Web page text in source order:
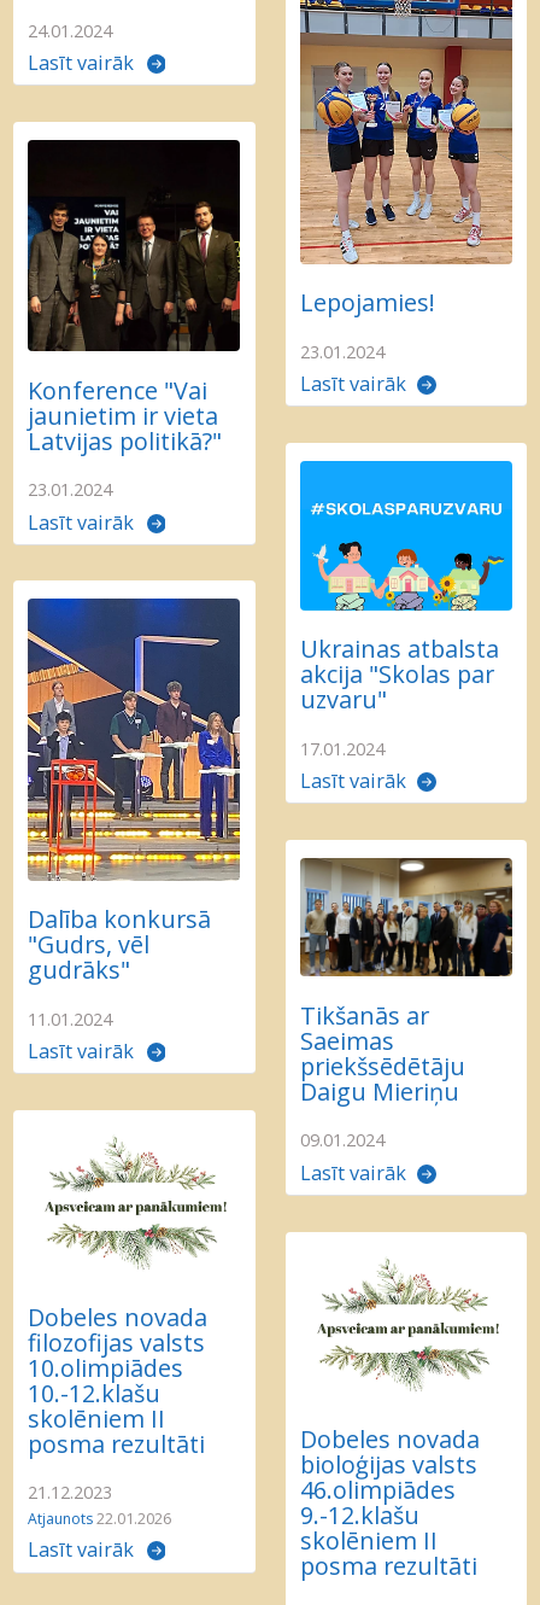
24.01.2024
Lasīt vairāk
Lepojamies!
23.01.2024
Lasīt vairāk
Konference "Vai
jaunietim ir vieta
Latvijas politikā?"
23.01.2024
Lasīt vairāk
Ukrainas atbalsta
akcija "Skolas par
uzvaru"
17.01.2024
Lasīt vairāk
Dalība konkursā
"Gudrs, vēl
gudrāks"
11.01.2024
Lasīt vairāk
Tikšanās ar
Saeimas
priekšsēdētāju
Daigu Mieriņu
09.01.2024
Lasīt vairāk
Dobeles novada
filozofijas valsts
10.olimpiādes
10.-12.klašu
skolēniem II
posma rezultāti
21.12.2023
Atjaunots22.01.2026
Lasīt vairāk
Dobeles novada
bioloģijas valsts
46.olimpiādes
9.-12.klašu
skolēniem II
posma rezultāti